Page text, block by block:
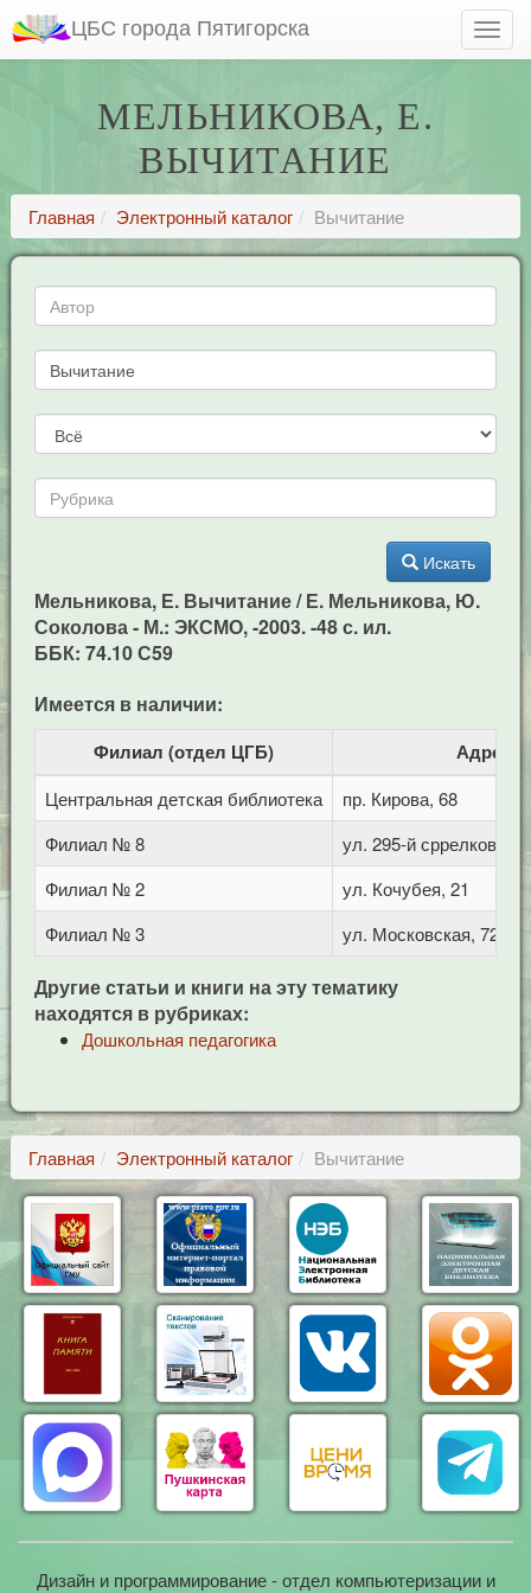
ЦБС города Пятигорска
МЕЛЬНИКОВА, Е.
ВЫЧИТАНИЕ
Главная Электронный каталог Вычитание
Искать
Мельникова, Е. Вычитание / Е. Мельникова, Ю.
Соколова - М.: ЭКСМО, -2003. -48 с. ил.
ББК: 74.10 С59
Имеется в наличии:
Филиал (отдел ЦГБ) Адрес
Центральная детская библиотека
пр. Кирова, 68
Филиал № 8
ул. 295-й сррелковой
Филиал № 2
ул. Кочубея, 21
Филиал № 3
ул. Московская, 72/1
Другие статьи и книги на эту тематику
находятся в рубриках:
Дошкольная педагогика
Главная Электронный каталог Вычитание
Дизайн и программирование - отдел компьютеризации и